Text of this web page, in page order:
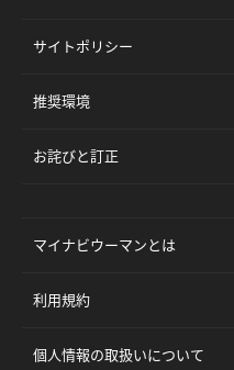
サイトポリシー
推奨環境
お詫びと訂正
マイナビウーマンとは
利用規約
個人情報の取扱いについて